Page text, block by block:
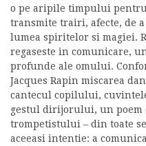
o pe aripile timpului
transmite trairi, afecte, de
lumea spiritelor si magiei.
regaseste in comunicare,
profunde ale omului.
Jacques Rapin miscarea
cantecul copilului,
gestul dirijorului, un poem
trompetistului – din toate
aceeasi intentie: a